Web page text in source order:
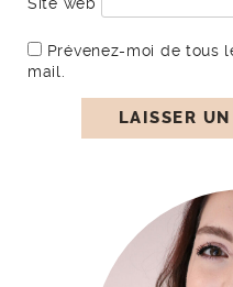
Prévenez-moi de tous
mail.